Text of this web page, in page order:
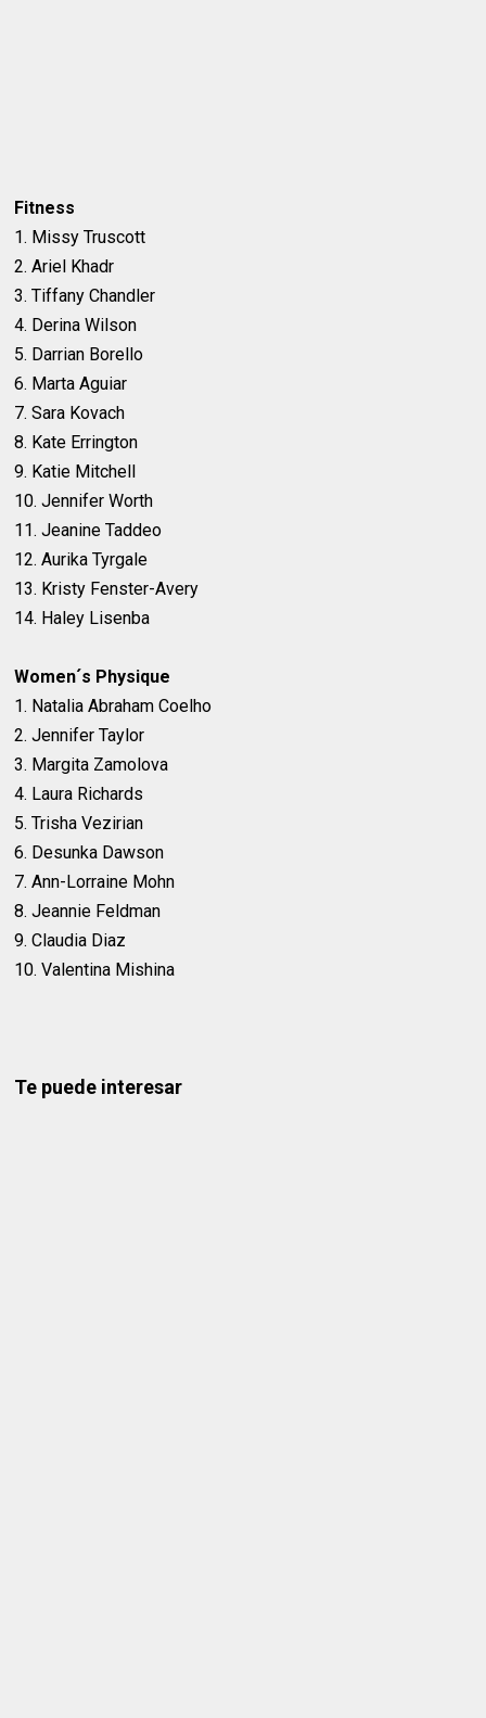
Fitness
1. Missy Truscott
2. Ariel Khadr
3. Tiffany Chandler
4. Derina Wilson
5. Darrian Borello
6. Marta Aguiar
7. Sara Kovach
8. Kate Errington
9. Katie Mitchell
10. Jennifer Worth
11. Jeanine Taddeo
12. Aurika Tyrgale
13. Kristy Fenster-Avery
14. Haley Lisenba
Women´s Physique
1. Natalia Abraham Coelho
2. Jennifer Taylor
3. Margita Zamolova
4. Laura Richards
5. Trisha Vezirian
6. Desunka Dawson
7. Ann-Lorraine Mohn
8. Jeannie Feldman
9. Claudia Diaz
10. Valentina Mishina
Te puede interesar